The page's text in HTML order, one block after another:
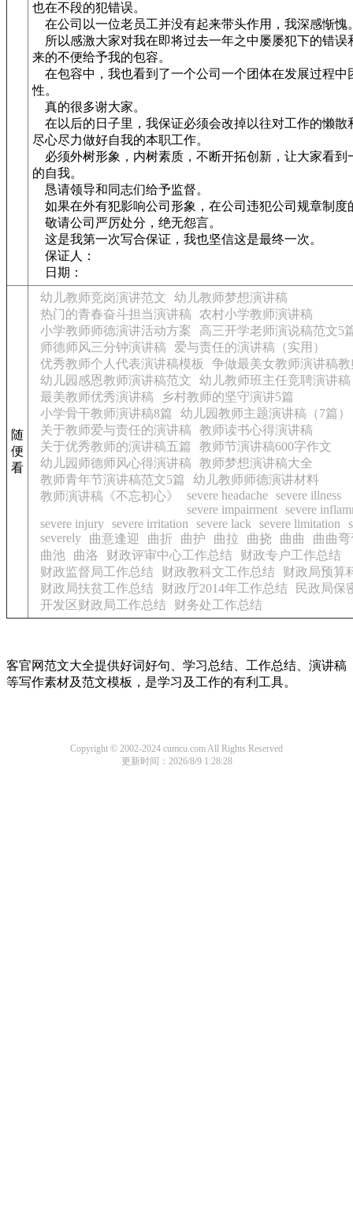
也在不段的犯错误。
在公司以一位老员工并没有起来带头作用，我深感惭愧
所以感激大家对我在即将过去一年之中屡屡犯下的错误
来的不便给予我的包容。
在包容中，我也看到了一个公司一个团体在发展过程中
性。
真的很多谢大家。
在以后的日子里，我保证必须会改掉以往对工作的懒散
尽心尽力做好自我的本职工作。
必须外树形象，内树素质，不断开拓创新，让大家看到
的自我。
恳请领导和同志们给予监督。
如果在外有犯影响公司形象，在公司违犯公司规章制度
敬请公司严厉处分，绝无怨言。
这是我第一次写合保证，我也坚信这是最终一次。
保证人：
日期：
随
便
看
幼儿教师竞岗演讲范文
幼儿教师梦想演讲稿
热门的青春奋斗担当演讲稿
农村小学教师演讲稿
小学教师师德演讲活动方案
高三开学老师演说稿范文5
师德师风三分钟演讲稿
爱与责任的演讲稿（实用）
优秀教师个人代表演讲稿模板
争做最美女教师演讲稿教
幼儿园感恩教师演讲稿范文
幼儿教师班主任竞聘演讲稿
最美教师优秀演讲稿
乡村教师的坚守演讲5篇
小学骨干教师演讲稿8篇
幼儿园教师主题演讲稿（7篇）
关于教师爱与责任的演讲稿
教师读书心得演讲稿
关于优秀教师的演讲稿五篇
教师节演讲稿600字作文
幼儿园师德师风心得演讲稿
教师梦想演讲稿大全
教师青年节演讲稿范文5篇
幼儿教师师德演讲材料
教师演讲稿《不忘初心》
severe headache severe illness
severe impairment severe
severe injury severe irritation severe lack severe limitation
severely
曲意逢迎 曲折 曲护 曲拉 曲挠 曲曲
曲曲
曲池
曲洛 财政评审中心工作总结
财政专户工作总结
财政监督局工作总结
财政教科文工作总结
财政局预算
财政局扶贫工作总结
财政厅2014年工作总结
民政局保
开发区财政局工作总结
财务处工作总结
客官网范文大全提供好词好句、学习总结、工作总结、演讲稿
等写作素材及范文模板，是学习及工作的有利工具。
Copyright © 2002-2024 cumcu.com All Rights Reserved
更新时间：2026/8/9 1:28:28